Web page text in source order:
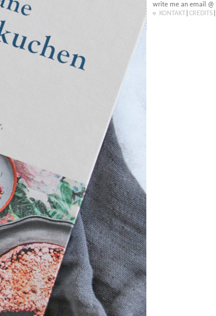
write me an email @
KONTAKT CREDITS